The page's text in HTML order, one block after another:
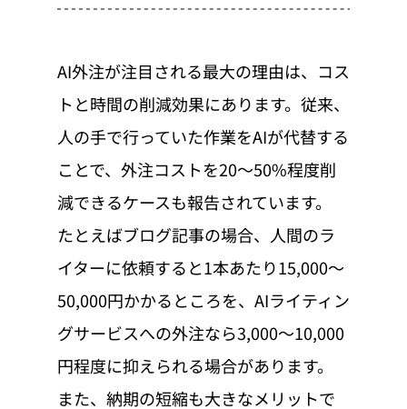
AI外注が注目される最大の理由は、コス
トと時間の削減効果にあります。従来、
人の手で行っていた作業をAIが代替する
ことで、外注コストを20〜50%程度削
減できるケースも報告されています。
たとえばブログ記事の場合、人間のラ
イターに依頼すると1本あたり15,000〜
50,000円かかるところを、AIライティン
グサービスへの外注なら3,000〜10,000
円程度に抑えられる場合があります。
また、納期の短縮も大きなメリットで